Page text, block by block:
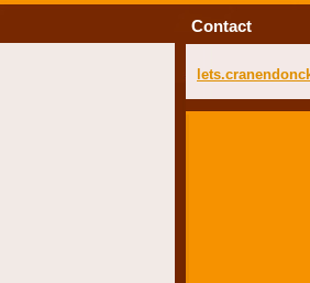
Contact
lets.cra